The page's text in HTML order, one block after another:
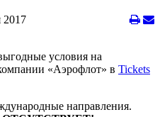
2017
условия на
«Аэрофлот» в Tickets
направления.